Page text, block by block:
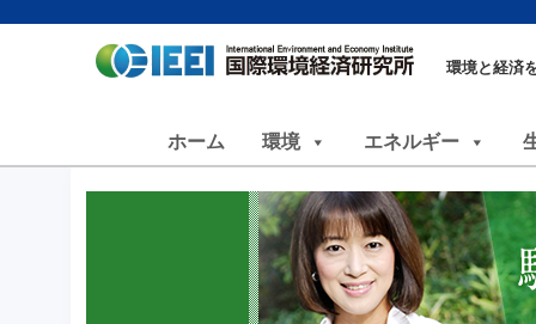
環境と経済
ホーム 環境 エネルギー